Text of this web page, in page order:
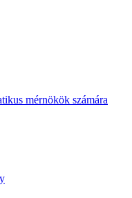
mérnökök számára